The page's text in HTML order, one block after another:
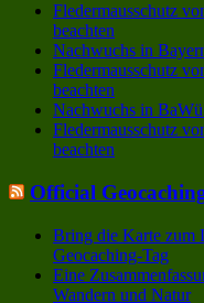
Fledermausschutz
beachten
Nachwuchs in
Fledermausschutz
beachten
Nachwuchs in
Fledermausschutz
beachten
Official
Bring die Karte zum
Geocaching-Tag
Eine
Wandern und Natur